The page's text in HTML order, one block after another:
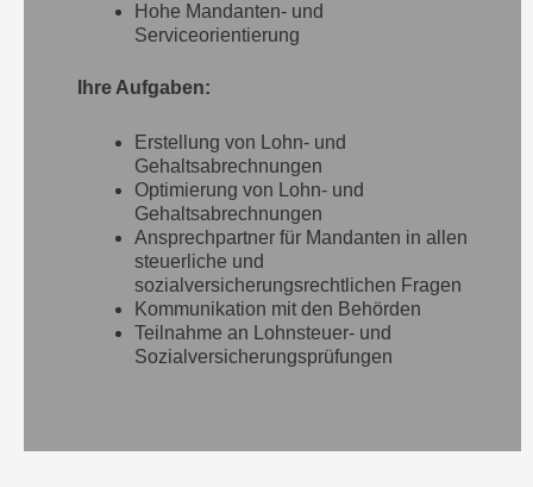
Hohe Mandanten- und
Serviceorientierung
Ihre Aufgaben:
Erstellung von Lohn- und
Gehaltsabrechnungen
Optimierung von Lohn- und
Gehaltsabrechnungen
Ansprechpartner für Mandanten in allen
steuerliche und
sozialversicherungsrechtlichen Fragen
Kommunikation mit den Behörden
Teilnahme an Lohnsteuer- und
Sozialversicherungsprüfungen